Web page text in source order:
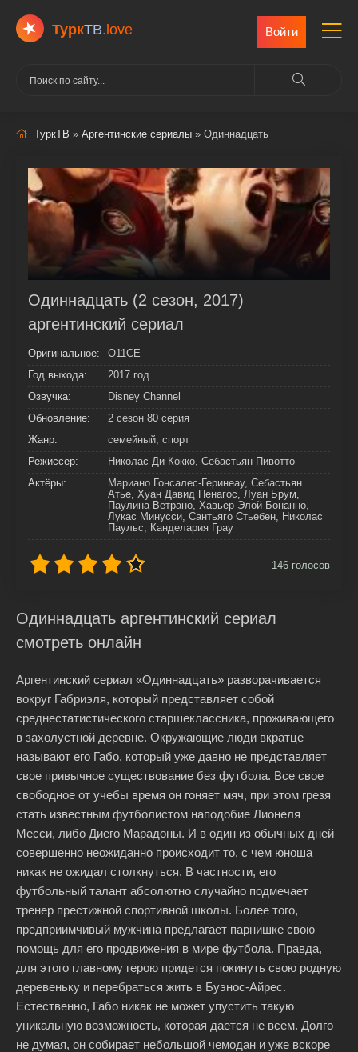
ТуркТВ.love Войти
ТуркТВ » Аргентинские сериалы » Одиннадцать
Одиннадцать (2 сезон, 2017)
аргентинский сериал
Оригинальное:
O11CE
Год выхода:
2017 год
Озвучка:
Disney Channel
Обновление:
2 сезон 80 серия
Жанр:
семейный, спорт
Режиссер:
Николас Ди Кокко, Себастьян Пивотто
Актёры:
Мариано Гонсалес-Геринеау, Себастьян
Атье, Хуан Давид Пенагос, Луан Брум,
Паулина Ветрано, Хавьер Элой Бонанно,
Лукас Минусси, Сантьяго Стьебен, Николас
Паульс, Канделария Грау
146 голосов
Одиннадцать аргентинский сериал
смотреть онлайн
Аргентинский сериал «Одиннадцать» разворачивается
вокруг Габриэля, который представляет собой
среднестатистического старшеклассника, проживающего
в захолустной деревне. Окружающие люди вкратце
называют его Габо, который уже давно не представляет
свое привычное существование без футбола. Все свое
свободное от учебы время он гоняет мяч, при этом грезя
стать известным футболистом наподобие Лионеля
Месси, либо Диего Марадоны. И в один из обычных дней
совершенно неожиданно происходит то, с чем юноша
никак не ожидал столкнуться. В частности, его
футбольный талант абсолютно случайно подмечает
тренер престижной спортивной школы. Более того,
предприимчивый мужчина предлагает парнишке свою
помощь для его продвижения в мире футбола. Правда,
для этого главному герою придется покинуть свою родную
деревеньку и перебраться жить в Буэнос-Айрес.
Естественно, Габо никак не может упустить такую
уникальную возможность, которая дается не всем. Долго
не думая, он собирает небольшой чемодан и уже вскоре